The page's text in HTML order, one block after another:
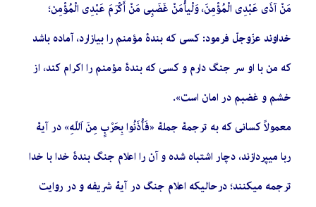
مَنْ آذَی عَبْدِی الْمُؤْمِنَ، وَلْیأْمَنْ غَضَبِی مَنْ أَكْرَمَ عَبْدِی الْمُؤْمِن؛
خداوند عزّوجلّ فرمود: كسی كه بندۀ مؤمنم را بیازارد، آماده باشد
كه من با او سر جنگ دارم و كسی كه بندۀ مؤمنم را اكرام كند، از
خشم و غضبم در امان است».
معمولاً كسانی كه به ترجمۀ جملۀ «فَأْذَنُوا بِحَرْبٍ مِنَ اَللّهِ» در آیۀ
ربا میپردازند، دچار اشتباه شده و آن را اعلام جنگ بندۀ خدا با خدا
ترجمه میكنند؛ درحالیكه اعلام جنگ در آیۀ شریفه و در روایت